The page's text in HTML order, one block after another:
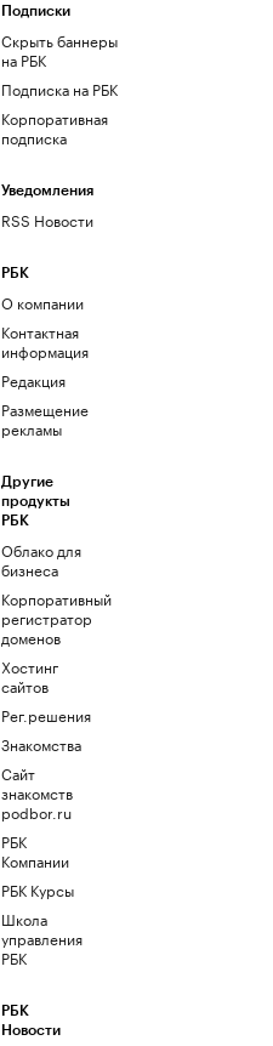
Подписки
Скрыть баннеры
на РБК
Подписка на РБК
Корпоративная
подписка
Уведомления
RSS Новости
РБК
О компании
Контактная
информация
Редакция
Размещение
рекламы
Другие
продукты
РБК
Облако для
бизнеса
Корпоративный
регистратор
доменов
Хостинг
сайтов
Рег.решения
Знакомства
Сайт
знакомств
podbor.ru
РБК
Компании
РБК Курсы
Школа
управления
РБК
РБК
Новости